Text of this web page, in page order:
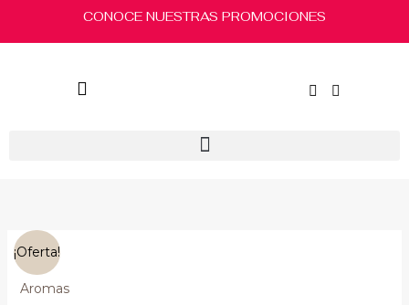
CONOCE NUESTRAS PROMOCIONES
¡Oferta!
Aromas
Aroma
de
Esencia